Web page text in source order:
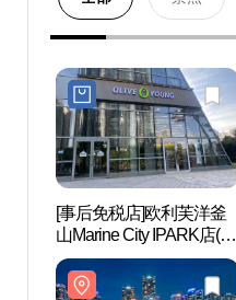
[事后免税店]欧利芙洋釜
山Marine City IPARK店(올
리브영 부산마린시티아
이파크점)